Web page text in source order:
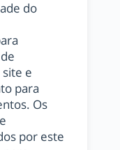
do
e
para
Os
​​por este